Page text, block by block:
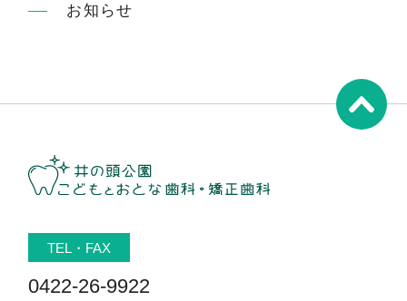
お知らせ
TEL・FAX
0422-26-9922